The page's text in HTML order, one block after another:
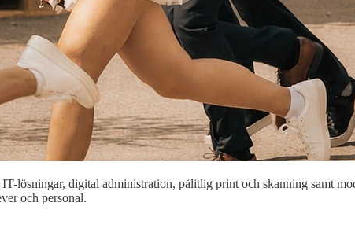
lösningar, digital administration, pålitlig print och skanning samt
och personal.